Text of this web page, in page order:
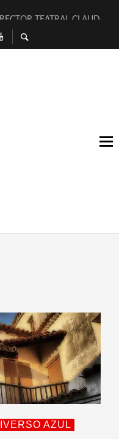
TEATRAL CLAUDIO
KATARSIS DEL TOMATAZO
[BITÁCORA 3.0] EN EXVITA
EXVITA [RELATIVA
A SERRAT
ARMONÍA PERSECUTORIA]
[DESCASADA]
SUEÑOS»
AZUL